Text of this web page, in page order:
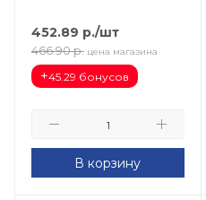
452.89 р./шт
466.90 р. цена магазина
+45.29 бонусов
В корзину